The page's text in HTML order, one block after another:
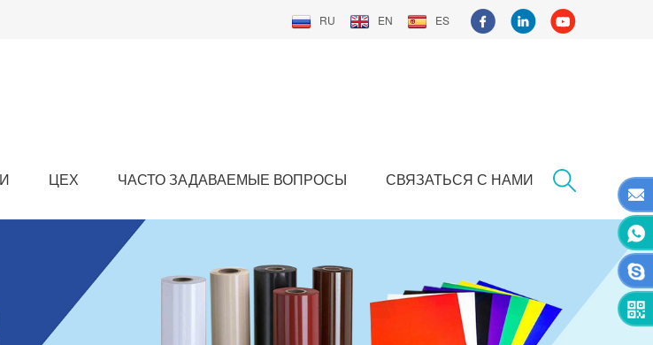
RU EN ES
ЦЕХ ЧАСТО ЗАДАВАЕМЫЕ ВОПРОСЫ СВЯЗАТЬСЯ С НАМИ